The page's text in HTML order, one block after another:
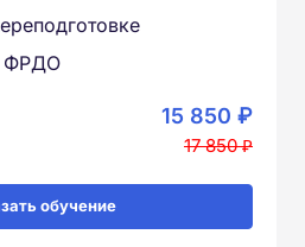
ФРДО
15 850 ₽
17 850 ₽
обучение